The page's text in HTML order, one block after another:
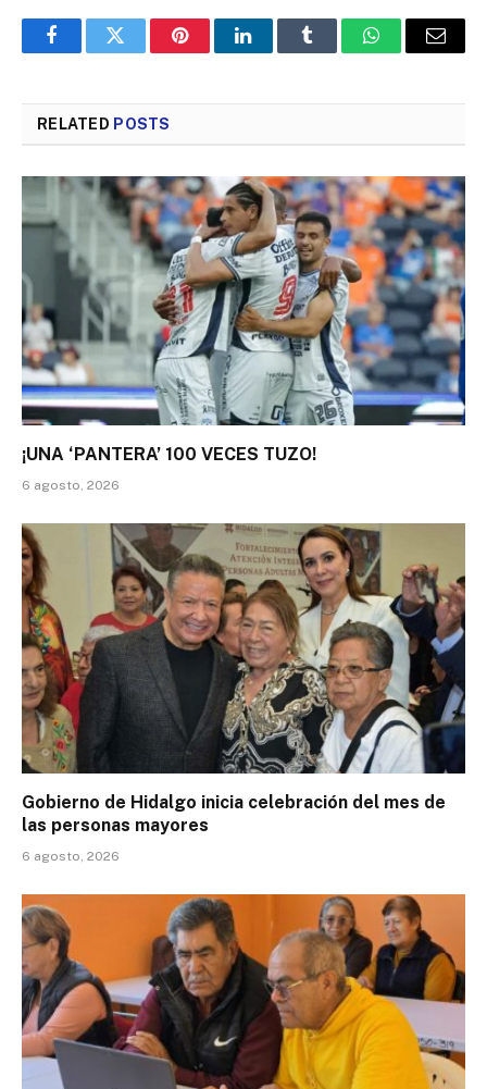
FacebookTwitter PinterestLinkedInTumblr WhatsAppEmail
RELATED POSTS
¡UNA ‘PANTERA’ 100 VECES TUZO!
6 agosto, 2026
Gobierno de Hidalgo inicia celebración del mes de
las personas mayores
6 agosto, 2026